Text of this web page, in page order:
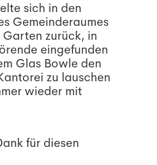
sich in den
Gemeinderaumes
zurück, in
eingefunden
Glas Bowle den
zu lauschen
wieder mit
für diesen